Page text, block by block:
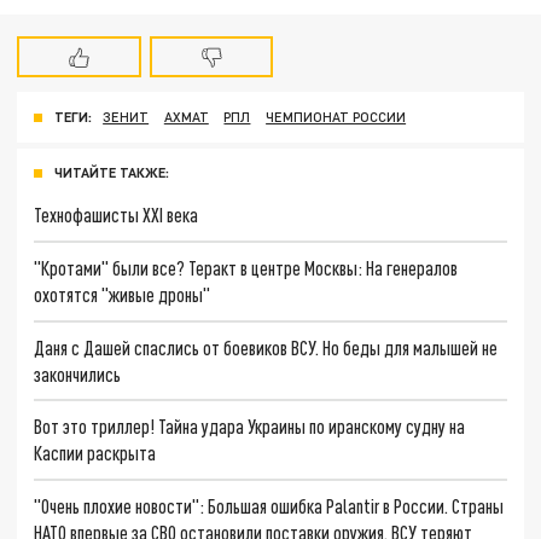
ТЕГИ: ЗЕНИТ АХМАТ РПЛ ЧЕМПИОНАТ РОССИИ
ЧИТАЙТЕ ТАКЖЕ:
Технофашисты XXI века
"Кротами" были все? Теракт в центре Москвы: На генералов
охотятся "живые дроны"
Даня с Дашей спаслись от боевиков ВСУ. Но беды для малышей не
закончились
Вот это триллер! Тайна удара Украины по иранскому судну на
Каспии раскрыта
"Очень плохие новости": Большая ошибка Palantir в России. Страны
НАТО впервые за СВО остановили поставки оружия. ВСУ теряют